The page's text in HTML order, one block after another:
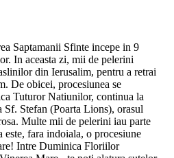
Saptamanii Sfinte incepe in 9
In aceasta zi, mii de pelerini
din Ierusalim, pentru a retrai
De obicei, procesiunea se
Tuturor Natiunilor, continua la
Sf. Stefan (Poarta Lions), orasul
Multe mii de pelerini iau parte
este, fara indoiala, o procesiune
Intre Duminica Floriilor